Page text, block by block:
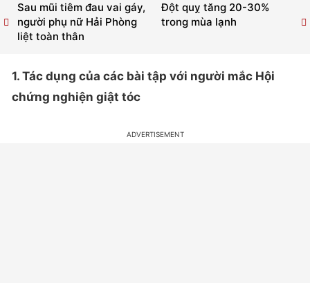
Đột quỵ tăng 20-30%
trong mùa lạnh
Sau mũi tiêm đau vai gáy,
người phụ nữ Hải Phòng
liệt toàn thân
1. Tác dụng của các bài tập với người mắc Hội
chứng nghiện giật tóc